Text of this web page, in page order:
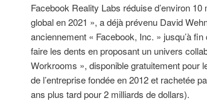
Facebook Reality Labs réduise d’environ
global en 2021 », a déjà prévenu David
anciennement « Facebook, Inc. » jusqu’à
faire les dents en proposant un univers
Workrooms », disponible gratuitement pour
de l’entreprise fondée en 2012 et rachetée
ans plus tard pour 2 milliards de dollars).